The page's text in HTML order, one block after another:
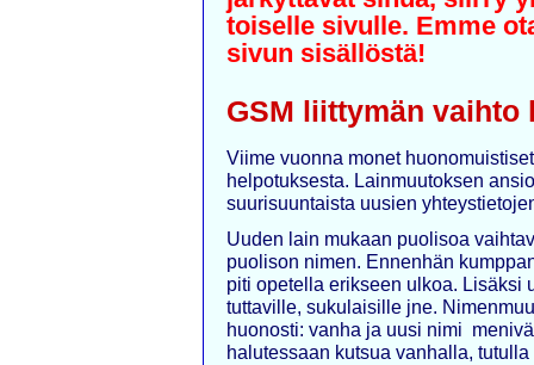
toiselle sivulle. Emme
sivun sisällöstä!
GSM liittymän vaihto
Viime vuonna monet
helpotuksesta. Lainmuutoksen
suurisuuntaista uusien
Uuden lain mukaan puolisoa
puolison nimen. Ennenhän
piti opetella erikseen ulkoa. Lisäksi
tuttaville, sukulaisille jne.
huonosti: vanha ja uusi nimi
halutessaan kutsua vanhalla,